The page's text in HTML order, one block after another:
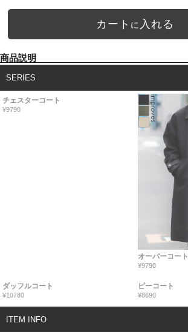
カート に 入れる
商品説明
SERIES
チェスターコート
¥9790
オーバーコート
¥9790
ダッフルコート
¥10780
ピーコート
¥8690
ITEM INFO